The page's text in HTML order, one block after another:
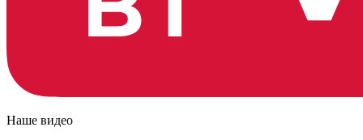
Наше видео